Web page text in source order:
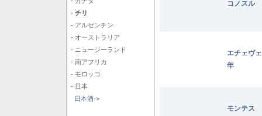
- チリ
- アルゼンチン
- オーストラリア
- ニュージーランド
- 南アフリカ
- モロッコ
- 日本
日本酒->
コノスル
エチェヴ
年
モンテス